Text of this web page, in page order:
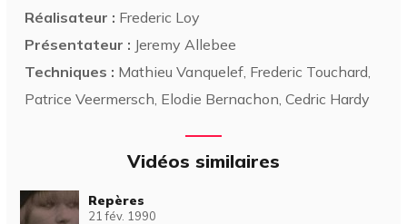
Réalisateur : Frederic Loy
Présentateur : Jeremy Allebee
Techniques : Mathieu Vanquelef, Frederic Touchard,
Patrice Veermersch, Elodie Bernachon, Cedric Hardy
Vidéos similaires
Repères
21 fév. 1990